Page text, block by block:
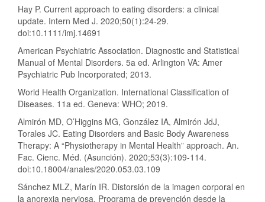
Hay P. Current approach to eating disorders: a clinical
update. Intern Med J. 2020;50(1):24-29.
doi:10.1111/imj.14691
American Psychiatric Association. Diagnostic and Statistical
Manual of Mental Disorders. 5a ed. Arlington VA: Amer
Psychiatric Pub Incorporated; 2013.
World Health Organization. International Classification of
Diseases. 11a ed. Geneva: WHO; 2019.
Almirón MD, O’Higgins MG, González IA, Almirón JdJ,
Torales JC. Eating Disorders and Basic Body Awareness
Therapy: A “Physiotherapy in Mental Health” approach. An.
Fac. Cienc. Méd. (Asunción). 2020;53(3):109-114.
doi:10.18004/anales/2020.053.03.109
Sánchez MLZ, Marín IR. Distorsión de la imagen corporal en
la anorexia nerviosa. Programa de prevención desde la